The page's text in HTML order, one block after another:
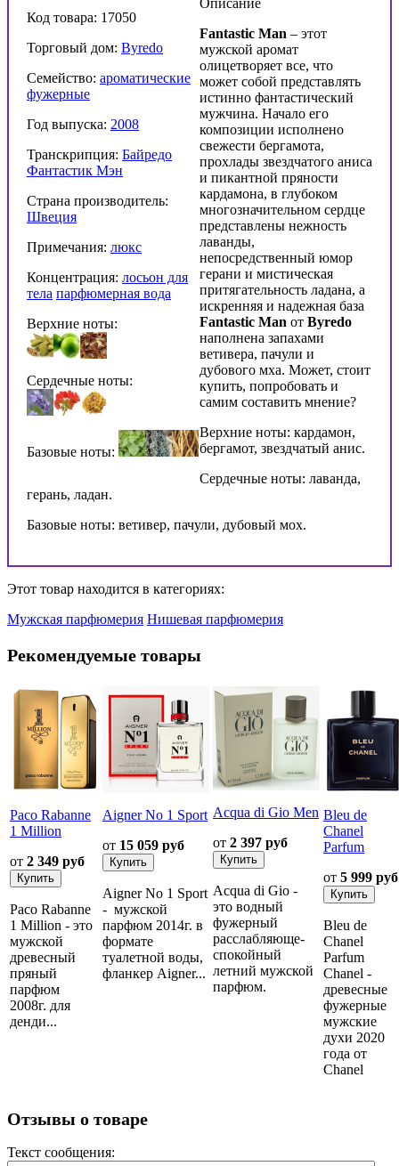
Код товара: 17050
Торговый дом: Byredo
Семейство: ароматические
фужерные
Год выпуска: 2008
Транскрипция: Байредо
Фантастик Мэн
Страна производитель:
Швеция
Примечания: люкс
Концентрация: лосьон для
тела парфюмерная вода
Верхние ноты:
Сердечные ноты:
Базовые ноты:
Fantastic Man – этот
мужской аромат
олицетворяет все, что
может собой представлять
истинно фантастический
мужчина. Начало его
композиции исполнено
свежести бергамота,
прохлады звездчатого аниса
и пикантной пряности
кардамона, в глубоком
многозначительном сердце
представлены нежность
лаванды,
непосредственный юмор
герани и мистическая
притягательность ладана, а
искренняя и надежная база
Fantastic Man от Byredo
наполнена запахами
ветивера, пачули и
дубового мха. Может, стоит
купить, попробовать и
самим составить мнение?
Верхние ноты: кардамон,
бергамот, звездчатый анис.
Сердечные ноты: лаванда,
герань, ладан.
Базовые ноты: ветивер, пачули, дубовый мох.
Этот товар находится в категориях:
Мужская парфюмерия Нишевая парфюмерия
Рекомендуемые товары
Paco Rabanne
1 Million
от 2 349 руб
Paco Rabanne
1 Million - это
мужской
древесный
пряный
парфюм
2008г. для
денди...
Aigner No 1 Sport
от 15 059 руб
Aigner No 1 Sport
- мужской
парфюм 2014г. в
формате
туалетной воды,
фланкер Aigner...
Acqua di Gio Men
от 2 397 руб
Acqua di Gio -
это водный
фужерный
расслабляюще-
спокойный
летний мужской
парфюм.
Bleu de
Chanel
Parfum
от 5 999 руб
Bleu de
Chanel
Parfum
Chanel -
древесные
фужерные
мужские
духи 2020
года от
Chanel
Отзывы о товаре
Текст сообщения: